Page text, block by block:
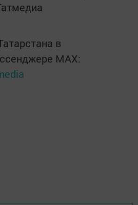
в
MАХ: